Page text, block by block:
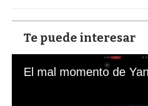
Te puede interesar